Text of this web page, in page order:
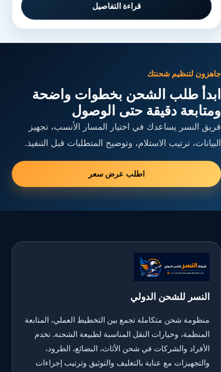
قراءة التفاصيل
جاهزون لتنظيم شحنتك
ابدأ طلب الشحن بخطوات واضحة
ومتابعة دقيقة حتى الوصول
فريق النسر يساعدك في اختيار المسار الأنسب، تجهيز
البيانات، ترتيب الاستلام، وتوضيح المتطلبات قبل التنفيذ.
اطلب عرض سعر
النسر للشحن الدولي
منظومة شحن متكاملة تجمع بين التخطيط العملي، المتابعة
المنظمة، وخيارات النقل المناسبة لطبيعة الشحنة. نخدم
الأفراد والشركات في شحن الأثاث، البضائع، الطرود،
والتجهيزات مع عناية بالتغليف والتوثيق وترتيب إجراءات